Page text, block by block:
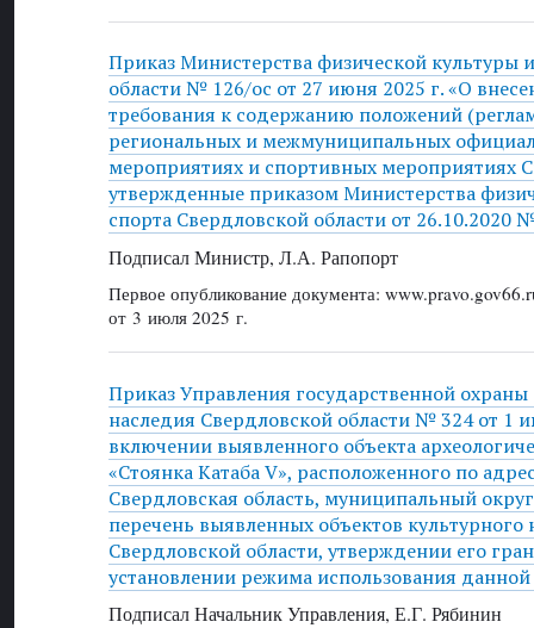
Приказ Министерства физической культуры
области № 126/ос от 27 июня 2025 г. «О
требования к содержанию положений
региональных и межмуниципальных
мероприятиях и спортивных мероприятиях
утвержденные приказом Министерства
спорта Свердловской области от 26.10.2020
Подписал Министр, Л.А. Рапопорт
Первое опубликование документа:
от 3 июля 2025 г.
Приказ Управления государственной охраны
наследия Свердловской области № 324 от 1
включении выявленного объекта
«Стоянка Катаба V», расположенного по
Свердловская область, муниципальный
перечень выявленных объектов культурного
Свердловской области, утверждении его
установлении режима использования
Подписал Начальник Управления, Е.Г. Рябинин